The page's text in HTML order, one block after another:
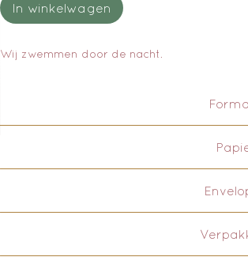
In winkelwagen
Wij zwemmen door de nacht.
met 100% groene energie geproduceerd
van de papierpulp vervangen wordt
gebruikte grondstof is gerecycled papier.
de druk op
papier van tulpenbollen.